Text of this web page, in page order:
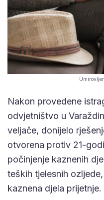
Nakon provedene
odvjetništvo u
veljače, donijelo
otvorena protiv 21-
počinjenje kaznenih
teških tjelesnih
kaznena djela prijetnje.